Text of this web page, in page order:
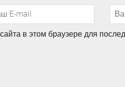
в этом браузере для